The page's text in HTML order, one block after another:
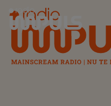
Radio Impuls